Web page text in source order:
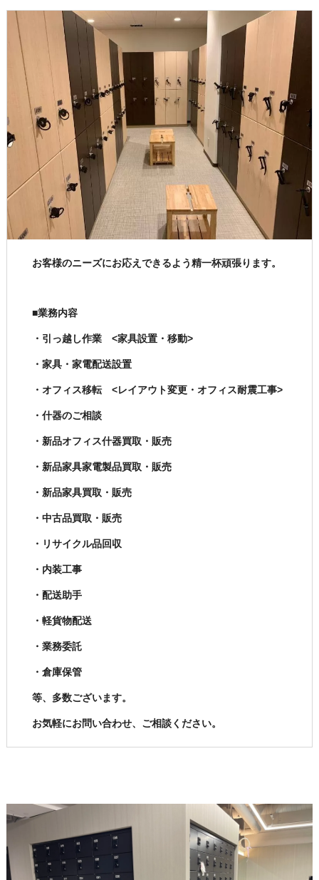
お客様のニーズにお応えできるよう精一杯頑張ります。
■業務内容
・引っ越し作業 <家具設置・移動>
・家具・家電配送設置
・オフィス移転 <レイアウト変更・オフィス耐震工事>
・什器のご相談
・新品オフィス什器買取・販売
・新品家具家電製品買取・販売
・新品家具買取・販売
・中古品買取・販売
・リサイクル品回収
・内装工事
・配送助手
・軽貨物配送
・業務委託
・倉庫保管
等、多数ございます。
お気軽にお問い合わせ、ご相談ください。